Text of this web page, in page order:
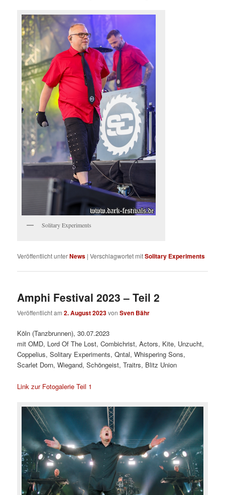
Solitary Experiments
Veröffentlicht unterNews |Verschlagwortet mitSolitary Experiments
Amphi Festival 2023 – Teil 2
Veröffentlicht am2. August 2023vonSven Bähr
Köln (Tanzbrunnen), 30.07.2023
mit OMD, Lord Of The Lost, Combichrist, Actors, Kite, Unzucht,
Coppelius, Solitary Experiments, Qntal, Whispering Sons,
Scarlet Dorn, Wiegand, Schöngeist, Traitrs, Blitz Union
Link zur Fotogalerie Teil 1